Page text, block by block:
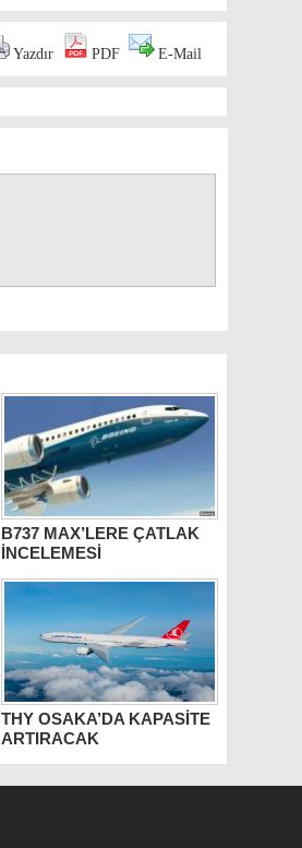
Yazdır PDF E-Mail
B737 MAX’LERE ÇATLAK
İNCELEMESİ
THY OSAKA’DA KAPASİTE
ARTIRACAK